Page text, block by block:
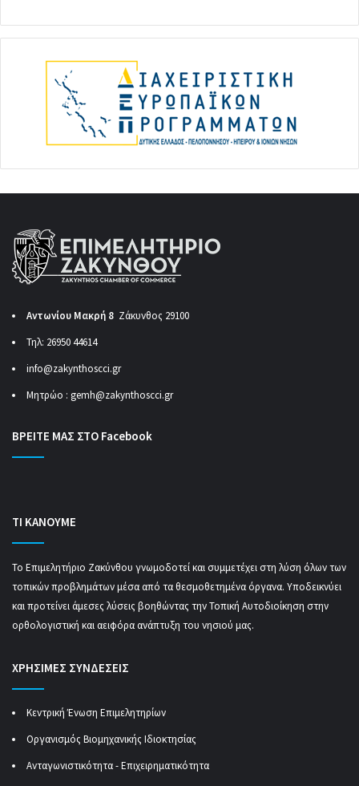
Αντωνίου Μακρή 8 Ζάκυνθος 29100
Τηλ: 26950 44614
info@zakynthoscci.gr
Μητρώο : gemh@zakynthoscci.gr
ΒΡΕΙΤΕ ΜΑΣ ΣΤΟ Facebook
ΤΙ ΚΑΝΟΥΜΕ
Το Επιμελητήριο Ζακύνθου γνωμοδοτεί και συμμετέχει στη λύση όλων των
τοπικών προβλημάτων μέσα από τα θεσμοθετημένα όργανα. Υποδεικνύει
και προτείνει άμεσες λύσεις βοηθώντας την Τοπική Αυτοδιοίκηση στην
ορθολογιστική και αειφόρα ανάπτυξη του νησιού μας.
ΧΡΗΣΙΜΕΣ ΣΥΝΔΕΣΕΙΣ
Κεντρική Ένωση Επιμελητηρίων
Οργανισμός Βιομηχανικής Ιδιοκτησίας
Ανταγωνιστικότητα - Επιχειρηματικότητα